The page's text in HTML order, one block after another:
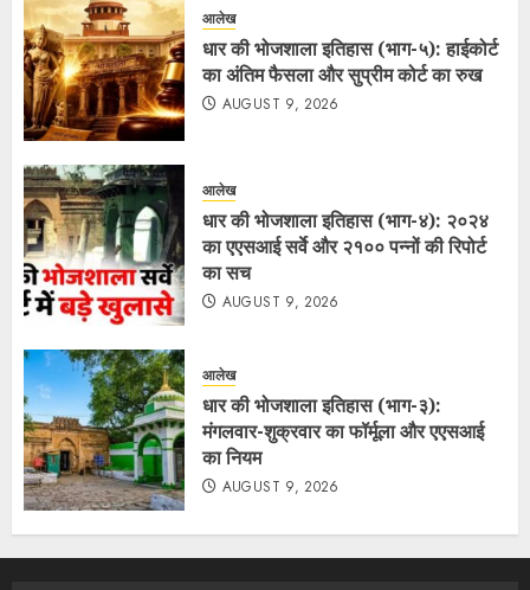
आलेख
धार की भोजशाला इतिहास (भाग-५): हाईकोर्ट
का अंतिम फैसला और सुप्रीम कोर्ट का रुख
AUGUST 9, 2026
आलेख
धार की भोजशाला इतिहास (भाग-४): २०२४
का एएसआई सर्वे और २१०० पन्नों की रिपोर्ट
का सच
AUGUST 9, 2026
आलेख
धार की भोजशाला इतिहास (भाग-३):
मंगलवार-शुक्रवार का फॉर्मूला और एएसआई
का नियम
AUGUST 9, 2026